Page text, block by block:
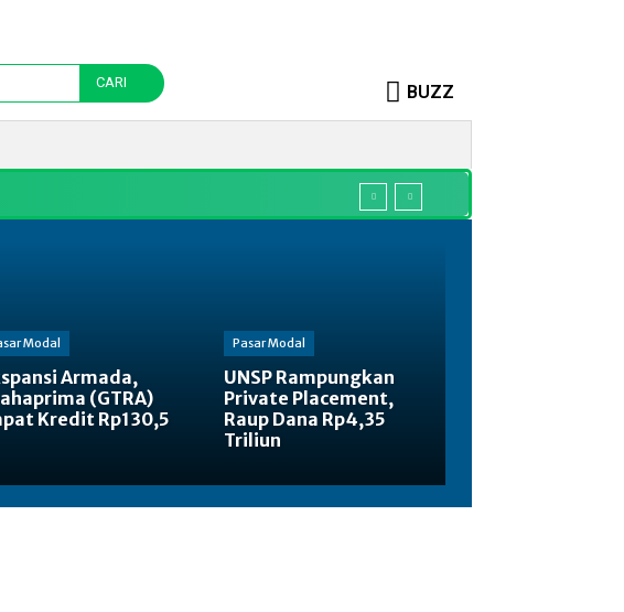
CARI BUZZ
Modal
Armada,
(GTRA)
Kredit Rp130,5
Pasar Modal
UNSP Rampungkan
Private Placement,
Raup Dana Rp4,35
Triliun